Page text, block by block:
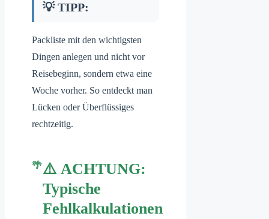
💡 TIPP:
Packliste mit den wichtigsten
Dingen anlegen und nicht vor
Reisebeginn, sondern etwa eine
Woche vorher. So entdeckt man
Lücken oder Überflüssiges
rechtzeitig.
⚠️ ACHTUNG:
Typische
Fehlkalkulationen